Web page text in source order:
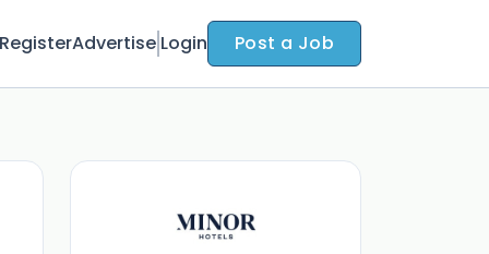
RegisterAdvertise Login Post a Job